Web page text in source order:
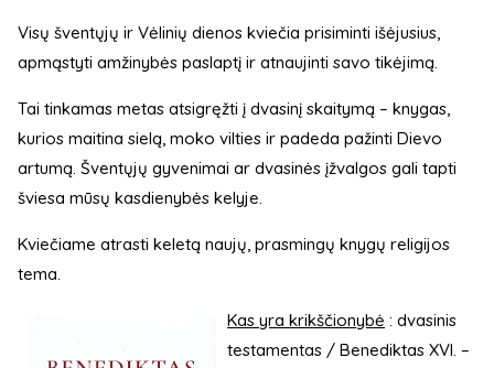
Visų šventųjų ir Vėlinių dienos kviečia prisiminti išėjusius,
apmąstyti amžinybės paslaptį ir atnaujinti savo tikėjimą.
Tai tinkamas metas atsigręžti į dvasinį skaitymą – knygas,
kurios maitina sielą, moko vilties ir padeda pažinti Dievo
artumą. Šventųjų gyvenimai ar dvasinės įžvalgos gali tapti
šviesa mūsų kasdienybės kelyje.
Kviečiame atrasti keletą naujų, prasmingų knygų religijos
tema.
Kas yra krikščionybė : dvasinis
testamentas / Benediktas XVI. –